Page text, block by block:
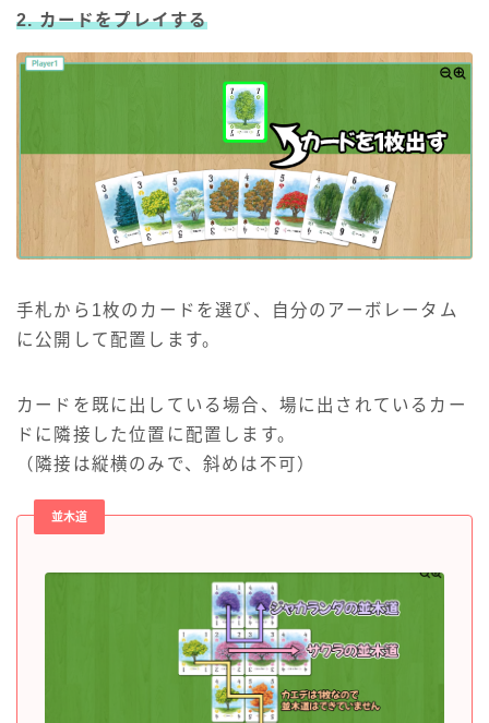
2. カードをプレイする
手札から1枚のカードを選び、自分のアーボレータム
に公開して配置します。
カードを既に出している場合、場に出されているカー
ドに隣接した位置に配置します。
（隣接は縦横のみで、斜めは不可）
並木道